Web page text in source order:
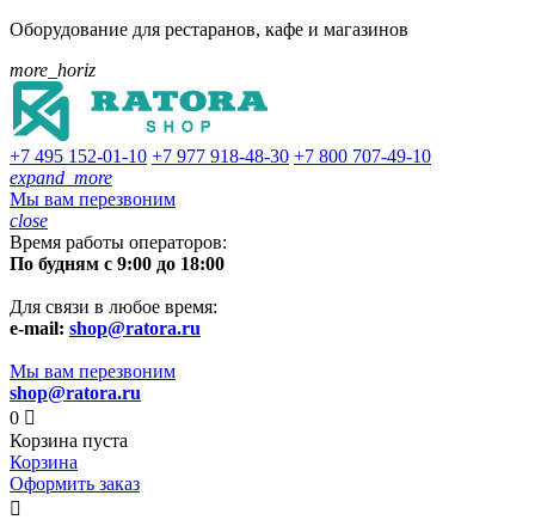
Оборудование для рестаранов, кафе и магазинов
more_horiz
+7 495 152-01-10 +7 977 918-48-30 +7 800 707-49-10
expand_more
Мы вам перезвоним
close
Время работы операторов:
По будням с 9:00 до 18:00
Для связи в любое время:
e-mail: shop@ratora.ru
Мы вам перезвоним
shop@ratora.ru
0 
Корзина пуста
Корзина
Оформить заказ
